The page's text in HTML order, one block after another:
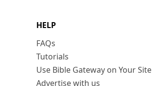
HELP
FAQs
Tutorials
Use Bible Gateway on Your Site
Advertise with us